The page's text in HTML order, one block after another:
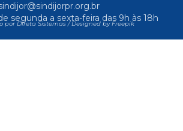
segunda a sexta-feira das 9h às 18h
por Direta Sistemas /Designed by Freepik